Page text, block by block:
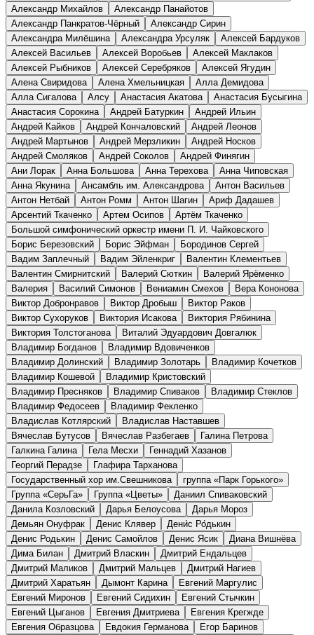
Александр Михайлов
Александр Панайотов
Александр Панкратов-Чёрный
Александр Сирин
Александра Милёшина
Александра Урсуляк
Алексей Бардуков
Алексей Васильев
Алексей Воробьев
Алексей Маклаков
Алексей Рыбников
Алексей Серебряков
Алексей Ягудин
Алена Свиридова
Алена Хмельницкая
Алла Демидова
Алла Сигалова
Алсу Анастасия Акатова
Анастасия Бусыгина
Анастасия Сорокина
Андрей Батуркин
Андрей Ильин
Андрей Кайков
Андрей Кончаловский
Андрей Леонов
Андрей Мартынов
Андрей Мерзликин
Андрей Носков
Андрей Смоляков
Андрей Соколов
Андрей Финягин
Ани Лорак
Анна Большова Анна Терехова
Анна Чиповская
Анна Якунина
Ансамбль им. Александрова
Антон Васильев
Антон Нетбай
Антон Ромм Антон Шагин
Ариф Дадашев
Арсентий Ткаченко
Артем Осипов
Артём Ткаченко
Большой симфонический оркестр имени П. И. Чайковского
Борис Березовский
Борис Эйфман
Бородинов Сергей
Вадим Заплечный
Вадим Эйленкриг
Валентин Клементьев
Валентин Смирнитский
Валерий Сюткин
Валерий Ярёменко
Валерия
Василий Симонов Вениамин Смехов
Вера Кононова
Виктор Добронравов
Виктор Дробыш
Виктор Раков
Виктор Сухоруков
Виктория Исакова
Виктория Рябинина
Виктория Толстоганова
Виталий Эдуардович Довгалюк
Владимир Богданов
Владимир Вдовиченков
Владимир Долинский
Владимир Золотарь
Владимир Кочетков
Владимир Кошевой
Владимир Кристовский
Владимир Пресняков
Владимир Спиваков
Владимир Стеклов
Владимир Федосеев
Владимир Фекленко
Владислав Котлярский
Владислав Наставшев
Вячеслав Бутусов
Вячеслав Разбегаев
Галина Петрова
Галкина Галина
Гела Месхи
Геннадий Хазанов
Георгий Перадзе
Глафира Тарханова
Государственный хор им.Свешникова
группа «Парк Горького»
Группа «СерьГа»
Группа «Цветы»
Даниил Спиваковский
Данила Козловский
Дарья Белоусова
Дарья Мороз
Демьян Онуфрак
Денис Клявер
Дени́с Ро́дькин
Денис Родькин
Денис Самойлов Денис Ясик
Диана Вишнёва
Дима Билан
Дмитрий Власкин
Дмитрий Ендальцев
Дмитрий Маликов
Дмитрий Мальцев
Дмитрий Нагиев
Дмитрий Харатьян
Дымонт Карина
Евгений Маргулис
Евгений Миронов
Евгений Сидихин
Евгений Стычкин
Евгений Цыганов
Евгения Дмитриева
Евгения Крегжде
Евгения Образцова
Евдокия Германова
Егор Баринов